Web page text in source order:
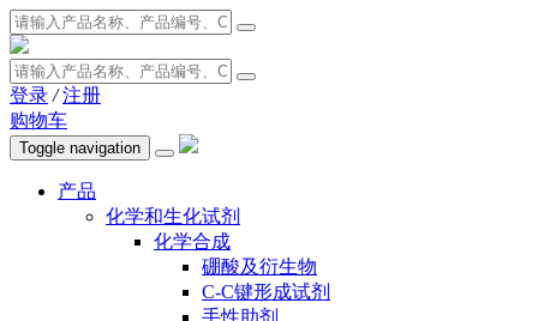
登录 / 注册
购物车
Toggle navigation
产品
化学和生化试剂
化学合成
硼酸及衍生物
C-C键形成试剂
手性助剂